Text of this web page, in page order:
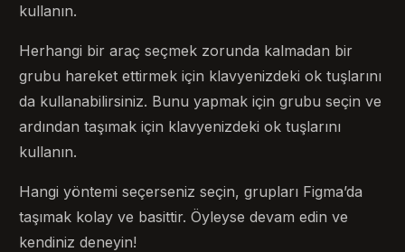
kullanın.
Herhangi bir araç seçmek zorunda kalmadan bir
grubu hareket ettirmek için klavyenizdeki ok tuşlarını
da kullanabilirsiniz. Bunu yapmak için grubu seçin ve
ardından taşımak için klavyenizdeki ok tuşlarını
kullanın.
Hangi yöntemi seçerseniz seçin, grupları Figma’da
taşımak kolay ve basittir. Öyleyse devam edin ve
kendiniz deneyin!